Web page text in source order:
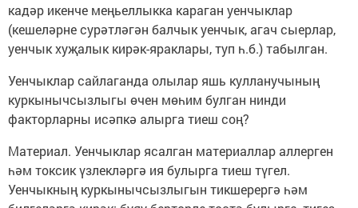
кадәр икенче меңьеллыкка караган уенчыклар
(кешеләрне сурәтләгән балчык уенчык, агач сыерлар,
уенчык хуҗалык кирәк-яраклары, туп һ.б.) табылган.
Уенчыклар сайлаганда олылар яшь кулланучының
куркынычсызлыгы өчен мөһим булган нинди
факторларны исәпкә алырга тиеш соң?
Материал. Уенчыклар ясалган материаллар аллерген
һәм токсик үзлекләргә ия булырга тиеш түгел.
Уенчыкның куркынычсызлыгын тикшерергә һәм